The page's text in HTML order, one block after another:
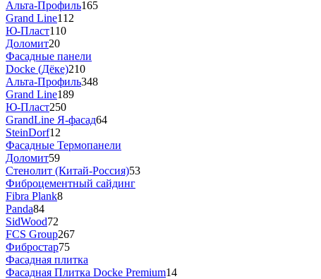
Альта-Профиль165
Grand Line112
Ю-Пласт110
Доломит20
Фасадные панели
Docke (Дёке)210
Альта-Профиль348
Grand Line189
Ю-Пласт250
GrandLine Я-фасад64
SteinDorf12
Фасадные Термопанели
Доломит59
Стенолит (Китай-Россия)53
Фиброцементный сайдинг
Fibra Plank8
Panda84
SidWood72
FCS Group267
Фибростар75
Фасадная плитка
Фасадная Плитка Docke Premium14